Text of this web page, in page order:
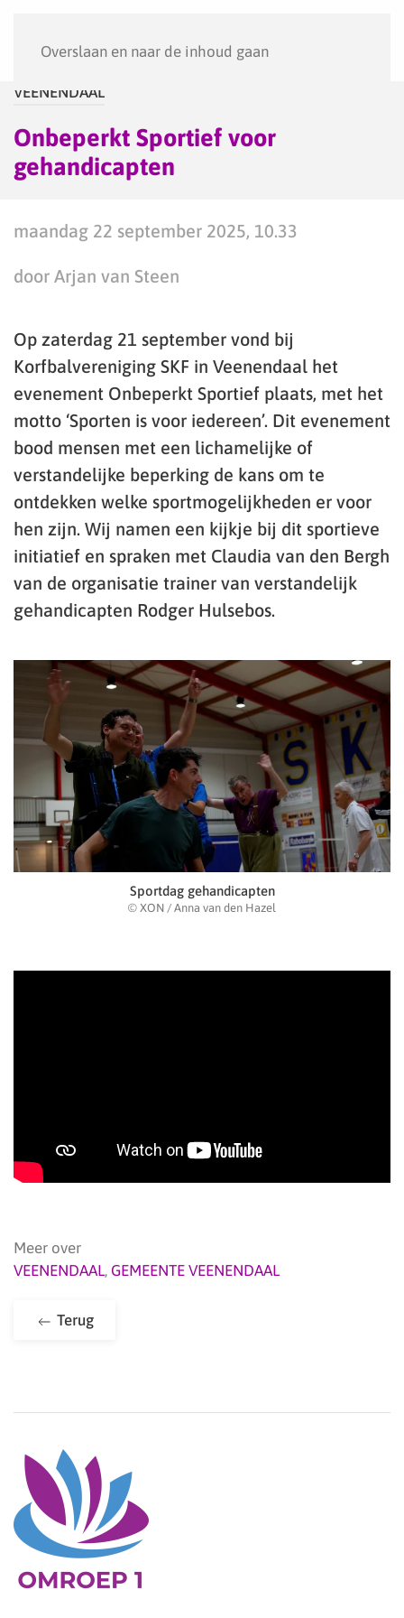
Overslaan en naar de inhoud gaan
VEENENDAAL
Onbeperkt Sportief voor
gehandicapten
maandag 22 september 2025, 10.33
door Arjan van Steen
Op zaterdag 21 september vond bij
Korfbalvereniging SKF in Veenendaal het
evenement Onbeperkt Sportief plaats, met het
motto ‘Sporten is voor iedereen’. Dit evenement
bood mensen met een lichamelijke of
verstandelijke beperking de kans om te
ontdekken welke sportmogelijkheden er voor
hen zijn. Wij namen een kijkje bij dit sportieve
initiatief en spraken met Claudia van den Bergh
van de organisatie trainer van verstandelijk
gehandicapten Rodger Hulsebos.
Sportdag gehandicapten
© XON / Anna van den Hazel
Meer over
VEENENDAAL, GEMEENTE VEENENDAAL
Terug